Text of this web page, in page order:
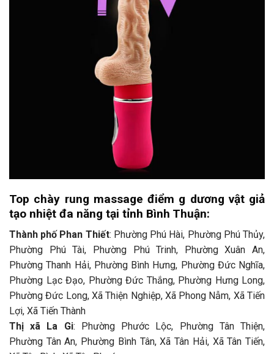
Top chày rung massage điểm g dương vật giả
tạo nhiệt đa năng tại tỉnh Bình Thuận:
Thành phố Phan Thiết: Phường Phú Hài, Phường Phú Thủy,
Phường Phú Tài, Phường Phú Trinh, Phường Xuân An,
Phường Thanh Hải, Phường Bình Hưng, Phường Đức Nghĩa,
Phường Lạc Đạo, Phường Đức Thắng, Phường Hưng Long,
Phường Đức Long, Xã Thiện Nghiệp, Xã Phong Nẫm, Xã Tiến
Lợi, Xã Tiến Thành
Thị xã La Gi: Phường Phước Lộc, Phường Tân Thiện,
Phường Tân An, Phường Bình Tân, Xã Tân Hải, Xã Tân Tiến,